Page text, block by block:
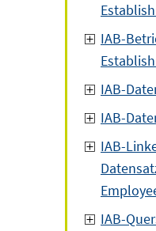
IAB-
IAB-
IAB-
IAB-
IAB-